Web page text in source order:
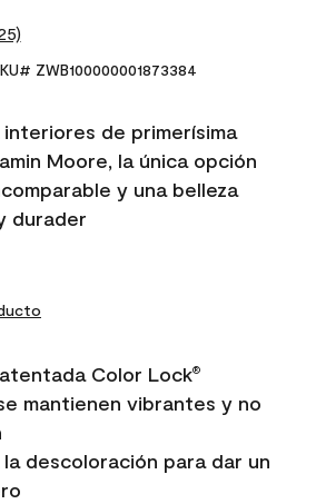
ZWB100000001873384
de primerísima
Moore, la única opción
y una belleza
durader
Color Lock®
mantienen vibrantes y no
descoloración para dar un